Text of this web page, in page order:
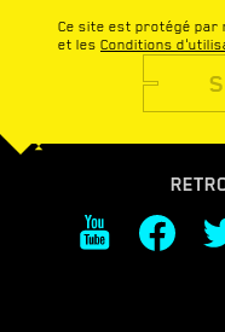
Ce site est protégé par
et les Conditions